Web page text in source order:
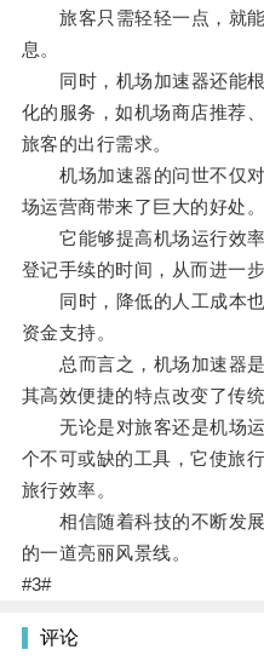
旅客只需轻轻一点，就能
息。
同时，机场加速器还能根
化的服务，如机场商店推荐
旅客的出行需求。
机场加速器的问世不仅对
场运营商带来了巨大的好处。
它能够提高机场运行效率
登记手续的时间，从而进一
同时，降低的人工成本也
资金支持。
总而言之，机场加速器是
其高效便捷的特点改变了传
无论是对旅客还是机场运
个不可或缺的工具，它使旅
旅行效率。
相信随着科技的不断发展
的一道亮丽风景线。
#3#
评论